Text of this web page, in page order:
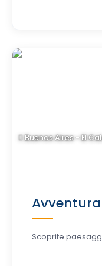
Buenos Aires - El
Scoprite